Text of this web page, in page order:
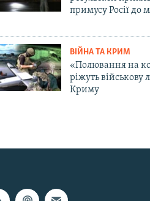
примусу Росії до
ВІЙНА ТА КРИМ
«Полювання на
ріжуть військову
Криму